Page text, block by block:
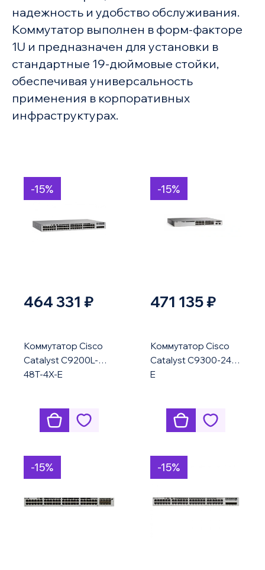
надежность и удобство обслуживания.
Коммутатор выполнен в форм-факторе
1U и предназначен для установки в
стандартные 19-дюймовые стойки,
обеспечивая универсальность
применения в корпоративных
инфраструктурах.
-15%
464 331 ₽
Коммутатор Cisco
Catalyst C9200L-
48T-4X-E
-15%
471 135 ₽
Коммутатор Cisco
Catalyst C9300-24P-
E
-15% -15%